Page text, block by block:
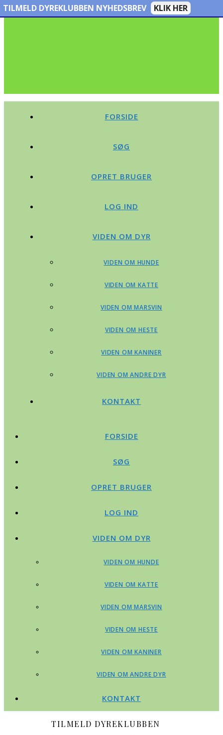
FORSIDE
SØG
OPRET BRUGER
LOG IND
VIDEN OM DYR
VIDEN OM HUNDE
VIDEN OM KATTE
VIDEN OM MARSVIN
VIDEN OM HESTE
VIDEN OM KANINER
VIDEN OM ANDRE DYR
KONTAKT
FORSIDE
SØG
OPRET BRUGER
LOG IND
VIDEN OM DYR
VIDEN OM HUNDE
VIDEN OM KATTE
VIDEN OM MARSVIN
VIDEN OM HESTE
VIDEN OM KANINER
VIDEN OM ANDRE DYR
KONTAKT
TILMELD DYREKLUBBEN
TILMELD DYREKLUBBEN NYHEDSBREV KLIK HER